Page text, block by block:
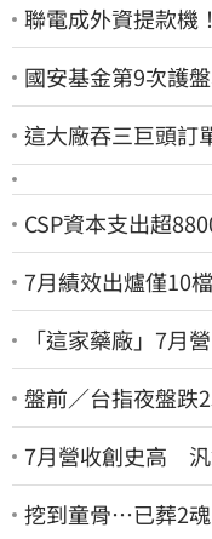
聯電成外資提款機
國安基金第9次護
這大廠吞三巨頭
CSP資本支出超
7月績效出爐僅10
「這家藥廠」7
盤前／台指夜盤
7月營收創史高 汎
挖到童骨…已葬2